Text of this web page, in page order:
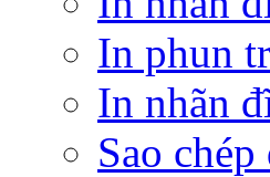
In phun
In nhãn
Sao